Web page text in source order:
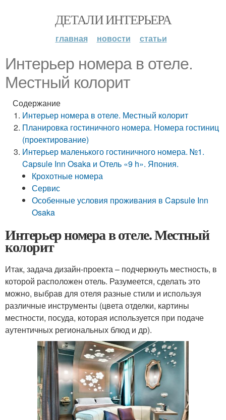
ДЕТАЛИ ИНТЕРЬЕРА
главная новости статьи
Интерьер номера в отеле.
Местный колорит
Содержание
Интерьер номера в отеле. Местный колорит
Планировка гостиничного номера. Номера гостиниц
(проектирование)
Интерьер маленького гостиничного номера. №1.
Capsule Inn Osaka и Отель «9 h». Япония.
Крохотные номера
Сервис
Особенные условия проживания в Capsule Inn
Osaka
Интерьер номера в отеле. Местный
колорит
Итак, задача дизайн-проекта – подчеркнуть местность, в
которой расположен отель. Разумеется, сделать это
можно, выбрав для отеля разные стили и используя
различные инструменты (цвета отделки, картины
местности, посуда, которая используется при подаче
аутентичных региональных блюд и др).